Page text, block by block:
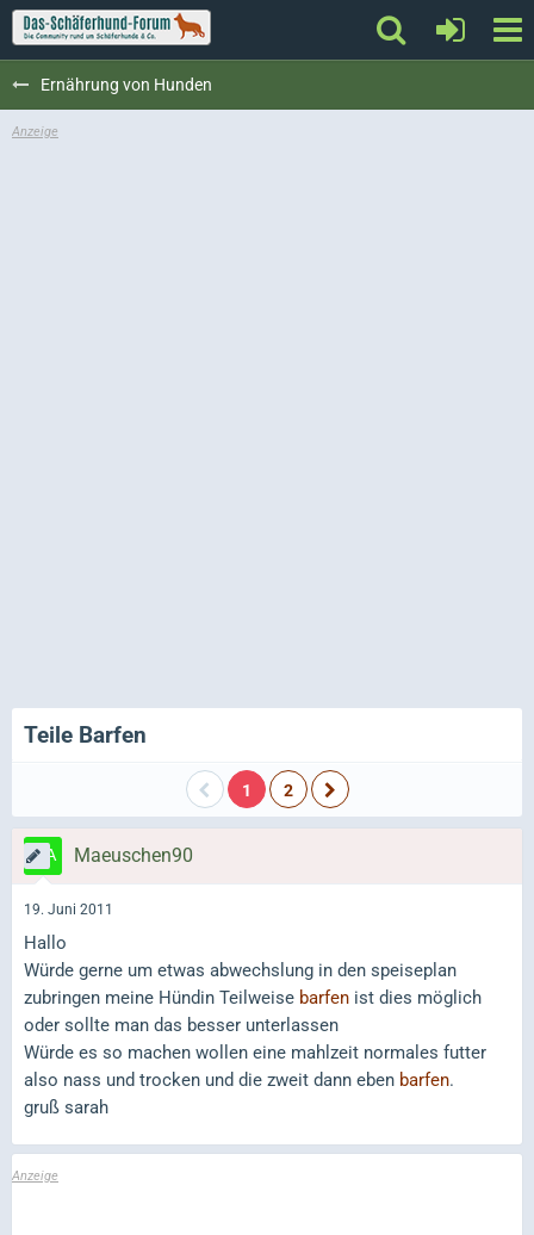
Ernährung von Hunden
Teile Barfen
1 2
Maeuschen90
19. Juni 2011
Hallo
Würde gerne um etwas abwechslung in den speiseplan
zubringen meine Hündin Teilweise barfen ist dies möglich
oder sollte man das besser unterlassen
Würde es so machen wollen eine mahlzeit normales futter
also nass und trocken und die zweit dann eben barfen.
gruß sarah